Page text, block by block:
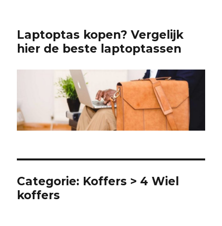
Laptoptas kopen? Vergelijk
hier de beste laptoptassen
Categorie: Koffers > 4 Wiel
koffers